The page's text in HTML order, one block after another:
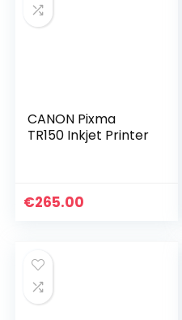
CANON Pixma
TR150 Inkjet Printer
€265.00